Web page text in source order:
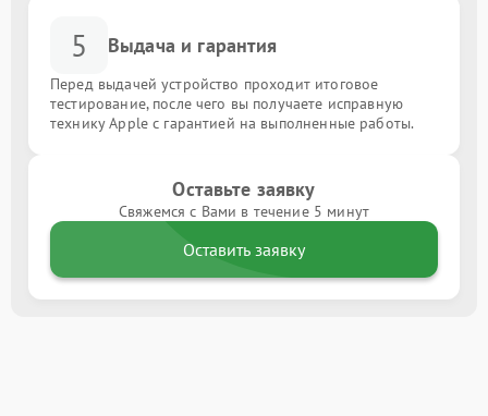
5 Выдача и гарантия
Перед выдачей устройство проходит итоговое
тестирование, после чего вы получаете исправную
технику Apple с гарантией на выполненные работы.
Оставьте заявку
Свяжемся с Вами в течение 5 минут
Оставить заявку